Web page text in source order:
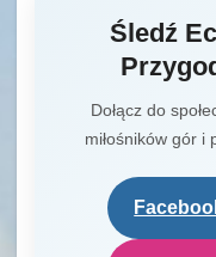
Śledź
Dołącz do
miłośników gór i